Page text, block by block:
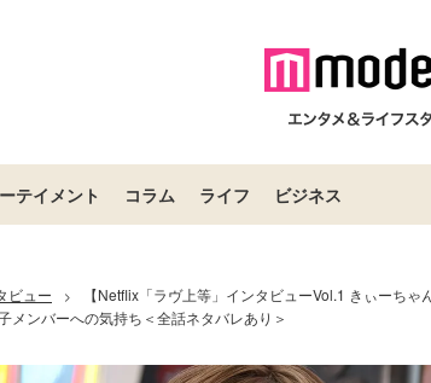
テイメント コラム ライフ ビジネス
ビュー >
【Netflix「ラヴ上等」インタビューVol.1 きぃーち
メンバーへの気持ち＜全話ネタバレあり＞